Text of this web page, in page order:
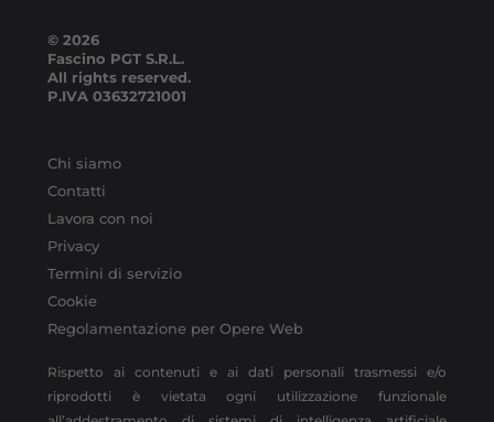
© 2026
Fascino PGT S.R.L.
All rights reserved.
P.IVA 03632721001
Chi siamo
Contatti
Lavora con noi
Privacy
Termini di servizio
Cookie
Regolamentazione per Opere Web
Rispetto ai contenuti e ai dati personali trasmessi e/o
riprodotti è vietata ogni utilizzazione funzionale